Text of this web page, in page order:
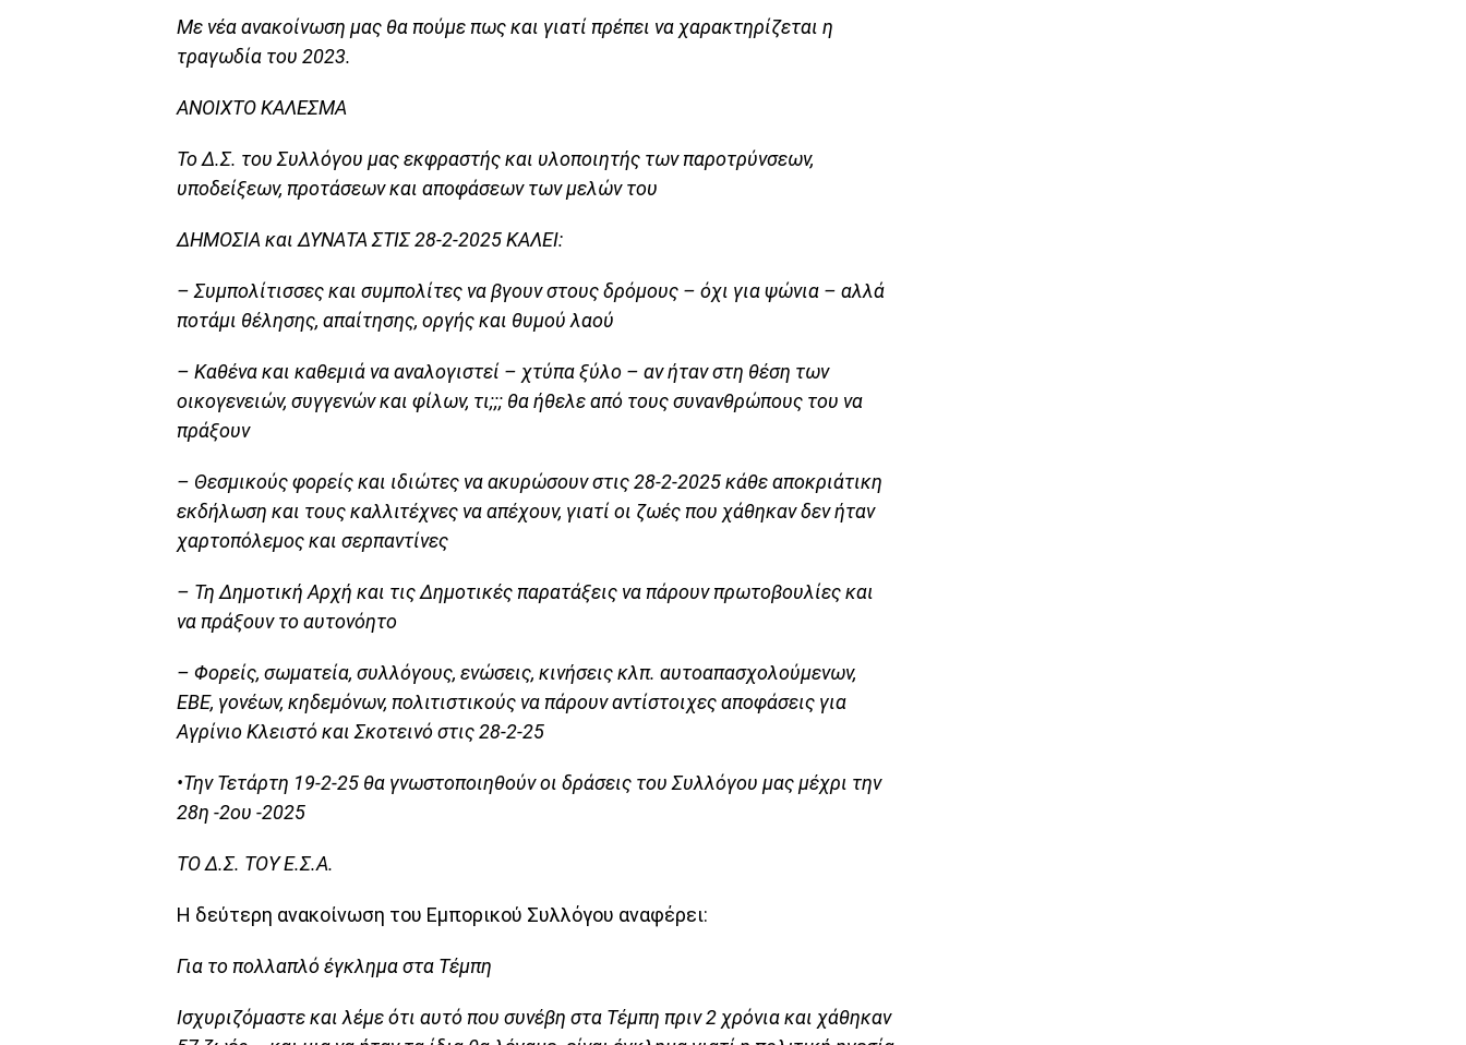
Με νέα ανακοίνωση μας θα πούμε πως και γιατί πρέπει να χαρακτηρίζεται η
τραγωδία του 2023.
ΑΝΟΙΧΤΟ ΚΑΛΕΣΜΑ
Το Δ.Σ. του Συλλόγου μας εκφραστής και υλοποιητής των παροτρύνσεων,
υποδείξεων, προτάσεων και αποφάσεων των μελών του
ΔΗΜΟΣΙΑ και ΔΥΝΑΤΑ ΣΤΙΣ 28-2-2025 ΚΑΛΕΙ:
– Συμπολίτισσες και συμπολίτες να βγουν στους δρόμους – όχι για ψώνια – αλλά
ποτάμι θέλησης, απαίτησης, οργής και θυμού λαού
– Καθένα και καθεμιά να αναλογιστεί – χτύπα ξύλο – αν ήταν στη θέση των
οικογενειών, συγγενών και φίλων, τι;;; θα ήθελε από τους συνανθρώπους του να
πράξουν
– Θεσμικούς φορείς και ιδιώτες να ακυρώσουν στις 28-2-2025 κάθε αποκριάτικη
εκδήλωση και τους καλλιτέχνες να απέχουν, γιατί οι ζωές που χάθηκαν δεν ήταν
χαρτοπόλεμος και σερπαντίνες
– Τη Δημοτική Αρχή και τις Δημοτικές παρατάξεις να πάρουν πρωτοβουλίες και
να πράξουν το αυτονόητο
– Φορείς, σωματεία, συλλόγους, ενώσεις, κινήσεις κλπ. αυτοαπασχολούμενων,
ΕΒΕ, γονέων, κηδεμόνων, πολιτιστικούς να πάρουν αντίστοιχες αποφάσεις για
Αγρίνιο Κλειστό και Σκοτεινό στις 28-2-25
•Την Τετάρτη 19-2-25 θα γνωστοποιηθούν οι δράσεις του Συλλόγου μας μέχρι την
28η -2ου -2025
ΤΟ Δ.Σ. ΤΟΥ Ε.Σ.Α.
Η δεύτερη ανακοίνωση του Εμπορικού Συλλόγου αναφέρει:
Για το πολλαπλό έγκλημα στα Τέμπη
Ισχυριζόμαστε και λέμε ότι αυτό που συνέβη στα Τέμπη πριν 2 χρόνια και χάθηκαν